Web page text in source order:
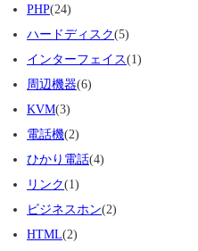
PHP(24)
ハードディスク(5)
インターフェイス(1)
周辺機器(6)
KVM(3)
電話機(2)
ひかり電話(4)
リンク(1)
ビジネスホン(2)
HTML(2)